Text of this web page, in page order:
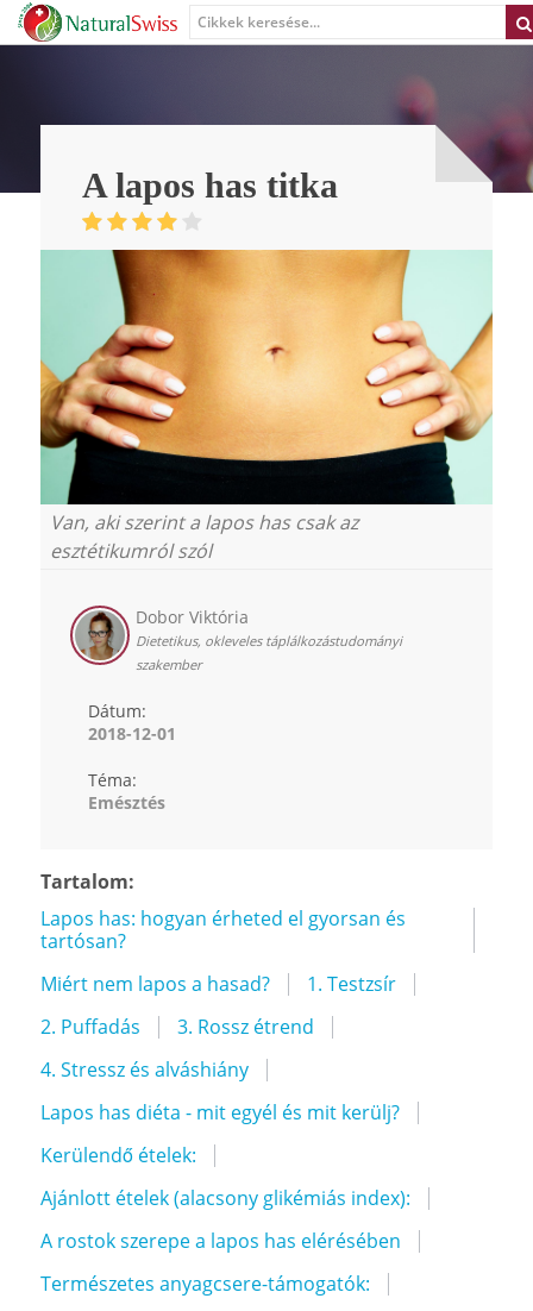
A lapos has titka
Van, aki szerint a lapos has csak az
esztétikumról szól
Dobor Viktória
Dietetikus, okleveles táplálkozástudományi
szakember
Dátum:
2018-12-01
Téma:
Emésztés
Tartalom:
Lapos has: hogyan érheted el gyorsan és
tartósan?
Miért nem lapos a hasad?
1. Testzsír
2. Puffadás
3. Rossz étrend
4. Stressz és alváshiány
Lapos has diéta - mit egyél és mit kerülj?
Kerülendő ételek:
Ajánlott ételek (alacsony glikémiás index):
A rostok szerepe a lapos has elérésében
Természetes anyagcsere-támogatók: